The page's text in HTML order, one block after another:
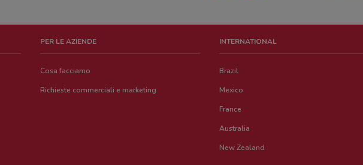
PER LE AZIENDE
Cosa facciamo
Richieste commerciali e marketing
INTERNATIONAL
Brazil
Mexico
France
Australia
New Zealand